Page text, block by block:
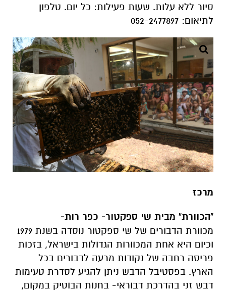
סיור ללא עלות. שעות פעילות: כל יום. טלפון
לתיאום: 052-2477897
מרכז
"הכוורת" מבית שי ספקטור- כפר רות-
מכוורת הדבורים של שי ספקטור נוסדה בשנת 1979
וכיום היא אחת המכוורות הגדולות בישראל, בזכות
פריסה רחבה של נקודות מרעה לדבורים בכל
הארץ. בפסטיבל הדבש ניתן להגיע לסדרת טעימות
דבש זני בהדרכת דבוראי- בחנות הבוטיק במקום,